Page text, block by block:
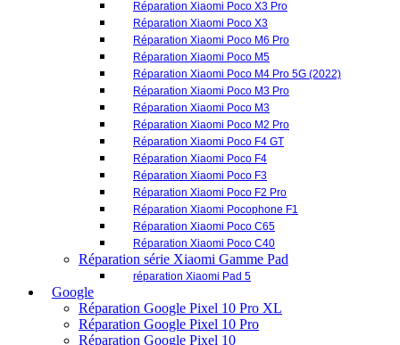
Réparation Xiaomi Poco F4
Réparation Xiaomi Poco F3
Réparation Xiaomi Poco F2 Pro
Réparation Xiaomi Pocophone F1
Réparation Xiaomi Poco C65
Réparation Xiaomi Poco C40
Réparation série Xiaomi Gamme Pad
réparation Xiaomi Pad 5
Réparation Google Pixel 10 Pro XL
Réparation Google Pixel 10 Pro
Réparation Google Pixel 10
Réparation Google Pixel 9 Pro Fold
Réparation Google Pixel 9 Pro XL
Réparation Google Pixel 9 Pro
Réparation Google Pixel 9
Réparation Google Pixel 9a
Réparation Google Pixel 8 Pro
Réparation Google Pixel 8
Réparation Google Pixel 8a
Réparation Google Pixel 7 Pro